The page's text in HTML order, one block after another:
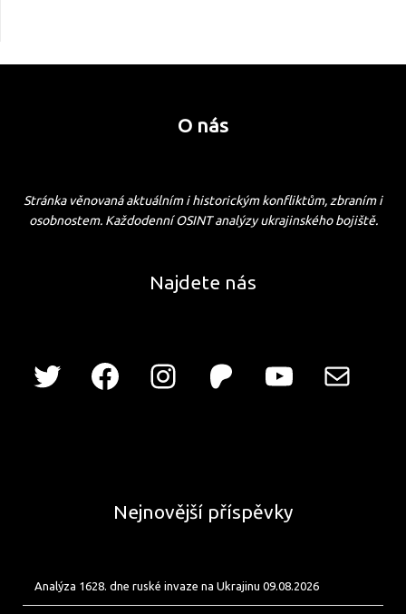
O nás
Stránka věnovaná aktuálním i historickým konfliktům, zbraním i
osobnostem. Každodenní OSINT analýzy ukrajinského bojiště.
Najdete nás
Nejnovější příspěvky
Analýza 1628. dne ruské invaze na Ukrajinu 09.08.2026